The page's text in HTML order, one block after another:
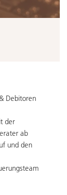
Debitoren
der
ab
und den